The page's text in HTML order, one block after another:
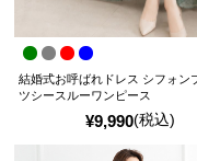
¥9,990(税込)
結婚式お呼ばれドレス シフォン
ツシースルーワンピース